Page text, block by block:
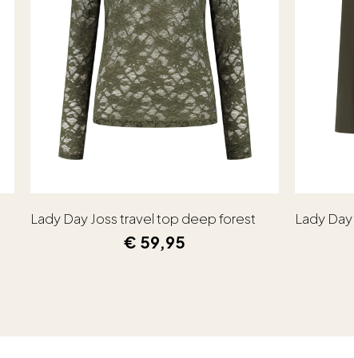
Lady Day Joss travel top deep forest
€ 59,95
Lady